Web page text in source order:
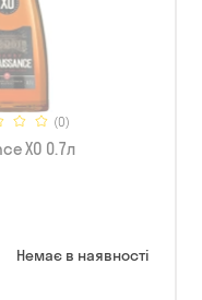
(0)
XO 0.7л
Немає в наявності